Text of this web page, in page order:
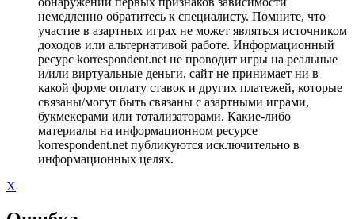
немедленно обратитесь к специалисту. Помните, что
участие в азартных играх не может являться источником
доходов или альтернативой работе. Информационный
ресурс korrespondent.net не проводит игры на реальные
и/или виртуальные деньги, сайт не принимает ни в
какой форме оплату ставок и других платежей, которые
связаны/могут быть связаны с азартными играми,
букмекерами или тотализаторами. Какие-либо
материалы на информационном ресурсе
korrespondent.net публикуются исключительно в
информационных целях.
X